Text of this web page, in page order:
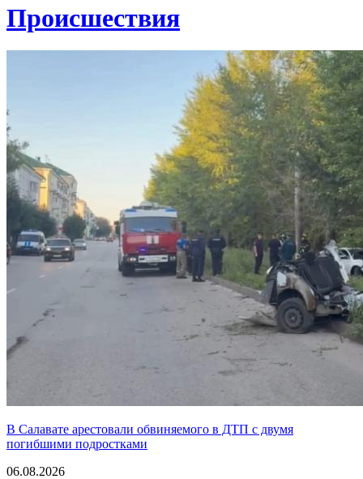
Проиcшествия
В Салавате арестовали обвиняемого в ДТП с двумя
погибшими подростками
06.08.2026